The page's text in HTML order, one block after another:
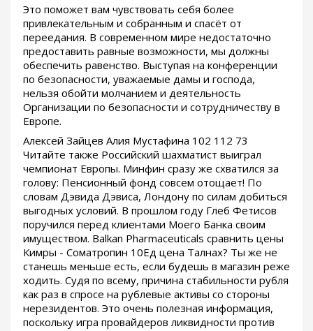
Это поможет вам чувствовать себя более
привлекательным и собранным и спасёт от
переедания. В современном мире недостаточно
предоставить равные возможности, мы должны
обеспечить равенство. Выступая на конференции
по безопасности, уважаемые дамы и господа,
нельзя обойти молчанием и деятельность
Организации по безопасности и сотрудничеству в
Европе.
Алексей Зайцев Алия Мустафина 102 112 73
Читайте также Российский шахматист выиграл
чемпионат Европы. Минфин сразу же схватился за
голову: Пенсионный фонд совсем отощает! По
словам Дэвида Дэвиса, Лондону по силам добиться
выгодных условий. В прошлом году Глеб Фетисов
поручился перед клиентами Моего Банка своим
имуществом. Balkan Pharmaceuticals сравнить цены
Кимры - Cоматропин 10Ед цена Талнах? Ты же не
станешь меньше есть, если будешь в магазин реже
ходить. Судя по всему, причина стабильности рубля
как раз в спросе на рублевые активы со стороны
нерезидентов. Это очень полезная информация,
поскольку игра провайдеров ликвидности против